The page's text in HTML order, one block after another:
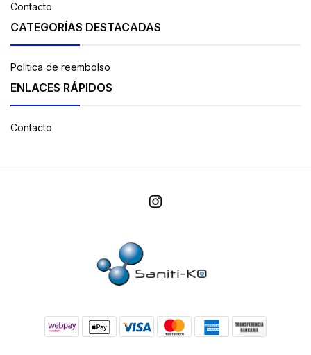
Contacto
CATEGORÍAS DESTACADAS
Politica de reembolso
ENLACES RÁPIDOS
Contacto